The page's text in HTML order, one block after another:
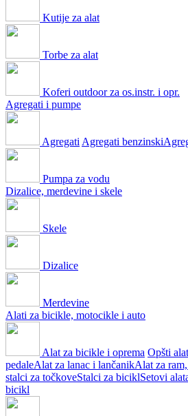
Kutije za alat
Torbe za alat
Koferi outdoor za os.instr. i opr.
Agregati i pumpe
Agregati Agregati benzinski
Pumpa za vodu
Dizalice, merdevine i skele
Skele
Dizalice
Merdevine
Alati za bicikle, motocikle i auto
Alat za bicikle i oprema Opšti
pedaleAlat za lanac i lančanikAlat za
stalci za točkoveStalci za biciklSetovi
bicikl